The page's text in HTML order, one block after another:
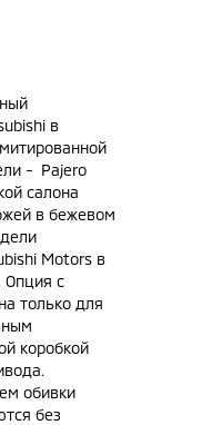
в
- Pajero
салона
в бежевом
Motors в
Опция с
только для
коробкой
обивки
без